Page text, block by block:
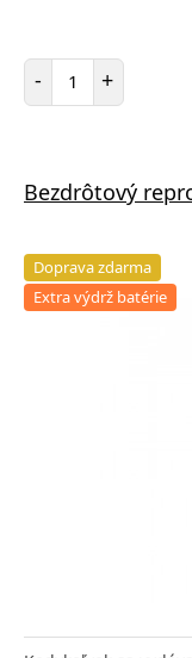
- Počet položiek
+
Bezdrôtový
Doprava zdarma
Extra výdrž batérie